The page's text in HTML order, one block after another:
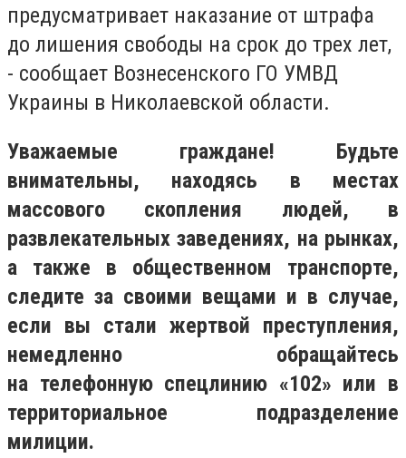
предусматривает наказание от штрафа
до лишения свободы на срок до трех лет,
- сообщает Вознесенского ГО УМВД
Украины в Николаевской области.
Уважаемые граждане! Будьте
внимательны, находясь в местах
массового скопления людей, в
развлекательных заведениях, на рынках,
а также в общественном транспорте,
следите за своими вещами и в случае,
если вы стали жертвой преступления,
немедленно обращайтесь
на телефонную спецлинию «102» или в
территориальное подразделение
милиции.